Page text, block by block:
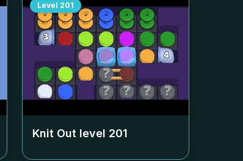
Level 201
Knit Out level 201